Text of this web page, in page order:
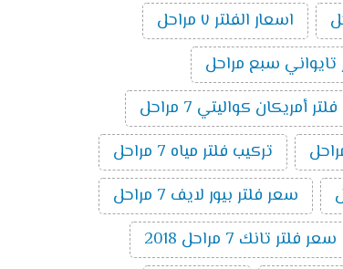
اسعار الفلتر ٧ مراحل
تايواني سبع مراحل
فلتر أمريكان كواليتي 7 مراحل
تركيب فلتر مياه 7 مراحل
سعر فلتر بيور لايف 7 مراحل
سعر فلتر تانك 7 مراحل 2018